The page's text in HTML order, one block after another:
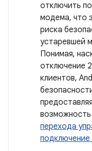
отключить
модема, что
риска
устаревшей
Понимая,
отключение
клиентов,
перехода
подключение